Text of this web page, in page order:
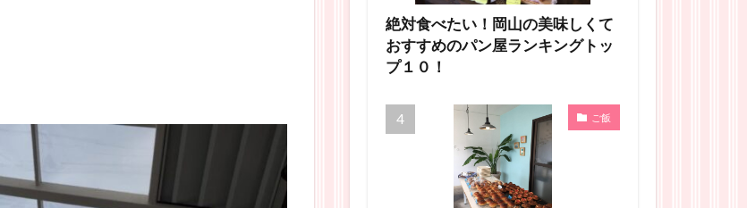
絶対食べたい！岡山の美味しくて
おすすめのパン屋ランキングトッ
プ１０！
ご飯